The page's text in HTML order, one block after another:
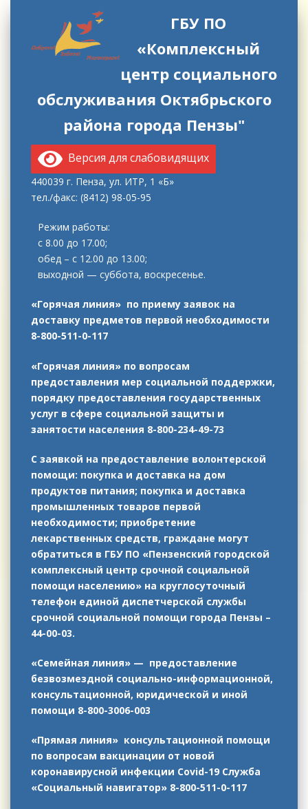
ГБУ ПО
«Комплексный
центр социального
обслуживания Октябрьского
района города Пензы"
Версия для слабовидящих
440039 г. Пенза, ул. ИТР, 1 «Б»
тел./факс: (8412) 98-05-95
Режим работы:
с 8.00 до 17.00;
обед – с 12.00 до 13.00;
выходной — суббота, воскресенье.
«Горячая линия» по приему заявок на
доставку предметов первой необходимости
8-800-511-0-117
«Горячая линия» по вопросам
предоставления мер социальной поддержки,
порядку предоставления государственных
услуг в сфере социальной защиты и
занятости населения 8-800-234-49-73
С заявкой на предоставление волонтерской
помощи: покупка и доставка на дом
продуктов питания; покупка и доставка
промышленных товаров первой
необходимости; приобретение
лекарственных средств, граждане могут
обратиться в ГБУ ПО «Пензенский городской
комплексный центр срочной социальной
помощи населению» на круглосуточный
телефон единой диспетчерской службы
срочной социальной помощи города Пензы –
44-00-03.
«Семейная линия» — предоставление
безвозмездной социально-информационной,
консультационной, юридической и иной
помощи 8-800-3006-003
«Прямая линия» консультационной помощи
по вопросам вакцинации от новой
коронавирусной инфекции Covid-19 Служба
«Социальный навигатор» 8-800-511-0-117